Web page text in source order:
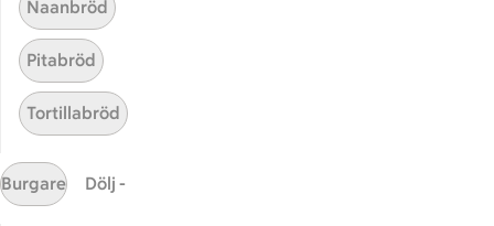
Receptet tar Under 15 min att tillaga
Naanbröd
Pitabröd
Tortillabröd
Burgare Dölj -